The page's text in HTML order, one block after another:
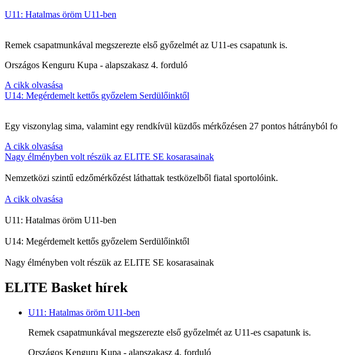
U11: Hatalmas öröm U11-ben
Remek csapatmunkával megszerezte első győzelmét az U11-es csapatunk is.
Országos Kenguru Kupa - alapszakasz 4. forduló
A cikk olvasása
U14: Megérdemelt kettős győzelem Serdülőinktől
Egy viszonylag sima, valamint egy rendkívül küzdős mérkőzésen 27 pontos hátrányból
A cikk olvasása
Nagy élményben volt részük az ELITE SE kosarasainak
Nemzetközi szintű edzőmérkőzést láthattak testközelből fiatal sportolóink.
A cikk olvasása
U11: Hatalmas öröm U11-ben
U14: Megérdemelt kettős győzelem Serdülőinktől
Nagy élményben volt részük az ELITE SE kosarasainak
ELITE Basket hírek
U11: Hatalmas öröm U11-ben
Remek csapatmunkával megszerezte első győzelmét az U11-es csapatunk is.
Országos Kenguru Kupa - alapszakasz 4. forduló